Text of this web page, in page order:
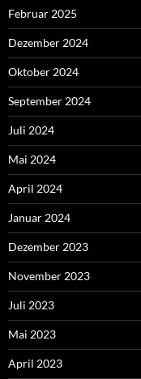
Februar 2025
Dezember 2024
Oktober 2024
September 2024
Juli 2024
Mai 2024
April 2024
Januar 2024
Dezember 2023
November 2023
Juli 2023
Mai 2023
April 2023